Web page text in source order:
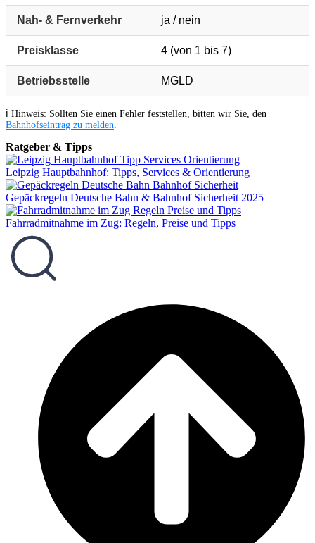
Nah- & Fernverkehr ja / nein
Preisklasse 4 (von 1 bis 7)
Betriebsstelle MGLD
ℹ️ Hinweis: Sollten Sie einen Fehler feststellen, bitten wir Sie, den
Bahnhofseintrag zu melden
Ratgeber & Tipps
Leipzig Hauptbahnhof: Tipps, Services & Orientierung
Gepäckregeln Deutsche Bahn & Bahnhof Sicherheit 2025
Fahrradmitnahme im Zug: Regeln, Preise und Tipps